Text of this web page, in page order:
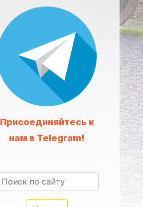
Присоединяйтесь к
нам в Telegram!